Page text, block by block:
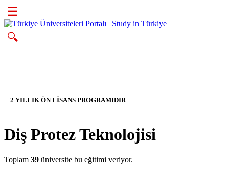
☰
🔍
2 YILLIK ÖN LİSANS PROGRAMIDIR
Diş Protez Teknolojisi
Toplam 39 üniversite bu eğitimi veriyor.